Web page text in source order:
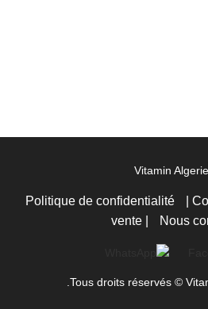
Politique de confidentialité
vente
Nous
Tous droits réservés ©